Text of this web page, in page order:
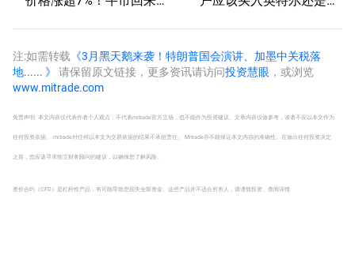
注:如需转载 《3月黑天鹅来袭！特朗普国会演讲、加墨中关税落
地...... 》 请保留原文链接，更多资讯请访问投资慧眼 ，或浏览
www.mitrade.com
免责声明: 本文内容仅代表作者个人观点，不代表mitrade官方立场，也不能作为投资建议。文章内容仅做参考，读者不应以本文作为
任何投资依据。 mitrade对任何以本文为交易依据的结果不承担责任。 Mitrade亦不能保证本文内容的准确性。在做出任何投资决定
之前，您应该寻求独立财务顾问的建议，以确保您了解风险。
差价合约（CFD）是杠杆性产品，有可能导致您损失全部资金。这些产品并不适合所有人，请谨慎投资。 查阅详情